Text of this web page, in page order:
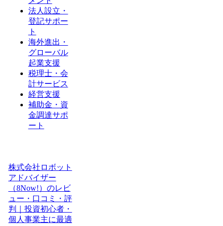
法人設立・
登記サポー
ト
海外進出・
グローバル
起業支援
税理士・会
計サービス
経営支援
補助金・資
金調達サポ
ート
株式会社ロボット
アドバイザー
（8Now!）のレビ
ュー・口コミ・評
判｜投資初心者・
個人事業主に最適